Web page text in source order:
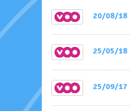
20/08/18
25/05/18
25/09/17